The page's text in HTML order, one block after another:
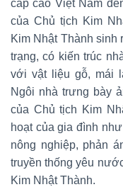
cấp cao Việt Nam
của Chủ tịch Kim
Kim Nhật Thành
trạng, có kiến trúc
với vật liệu gỗ, mái
Ngôi nhà trưng bày
của Chủ tịch Kim
hoạt của gia đình
nông nghiệp, phản
truyền thống yêu
Kim Nhật Thành.